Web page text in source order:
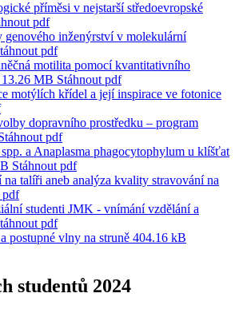
příměsi v nejstarší středoevropské
pdf
genového inženýrství v molekulární
pdf
motilita pomocí kvantitativního
13.26 MB Stáhnout pdf
motýlích křídel a její inspirace ve fotonice
dopravního prostředku – program
pdf
a Anaplasma phagocytophylum u klíšťat
Stáhnout pdf
talíři aneb analýza kvality stravování na
pdf
studenti JMK - vnímání vzdělání a
pdf
postupné vlny na struně 404.16 kB
studentů 2024